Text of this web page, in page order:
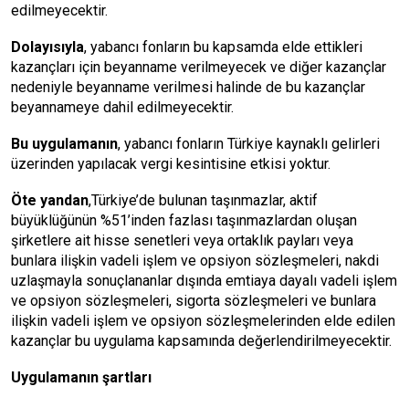
edilmeyecektir.
Dolayısıyla, yabancı fonların bu kapsamda elde ettikleri
kazançları için beyanname verilmeyecek ve diğer kazançlar
nedeniyle beyanname verilmesi halinde de bu kazançlar
beyannameye dahil edilmeyecektir.
Bu uygulamanın, yabancı fonların Türkiye kaynaklı gelirleri
üzerinden yapılacak vergi kesintisine etkisi yoktur.
Öte yandan,Türkiye’de bulunan taşınmazlar, aktif
büyüklüğünün %51’inden fazlası taşınmazlardan oluşan
şirketlere ait hisse senetleri veya ortaklık payları veya
bunlara ilişkin vadeli işlem ve opsiyon sözleşmeleri, nakdi
uzlaşmayla sonuçlananlar dışında emtiaya dayalı vadeli işlem
ve opsiyon sözleşmeleri, sigorta sözleşmeleri ve bunlara
ilişkin vadeli işlem ve opsiyon sözleşmelerinden elde edilen
kazançlar bu uygulama kapsamında değerlendirilmeyecektir.
Uygulamanın şartları